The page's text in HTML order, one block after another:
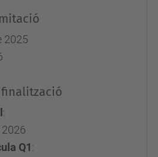
2025
finalització
:
Q1: